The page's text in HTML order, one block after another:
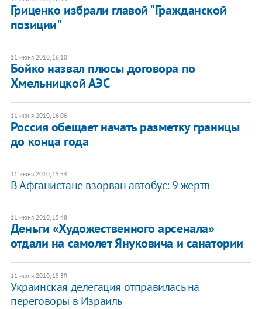
Гриценко избрали главой "Гражданской
позиции"
11 июня 2010, 16:10
Бойко назвал плюсы договора по
Хмельницкой АЭС
11 июня 2010, 16:06
Россия обещает начать разметку границы
до конца года
11 июня 2010, 15:54
В Афганистане взорван автобус: 9 жертв
11 июня 2010, 15:48
Деньги «Художественного арсенала»
отдали на самолет Януковича и санатории
11 июня 2010, 15:39
Украинская делегация отправилась на
переговоры в Израиль